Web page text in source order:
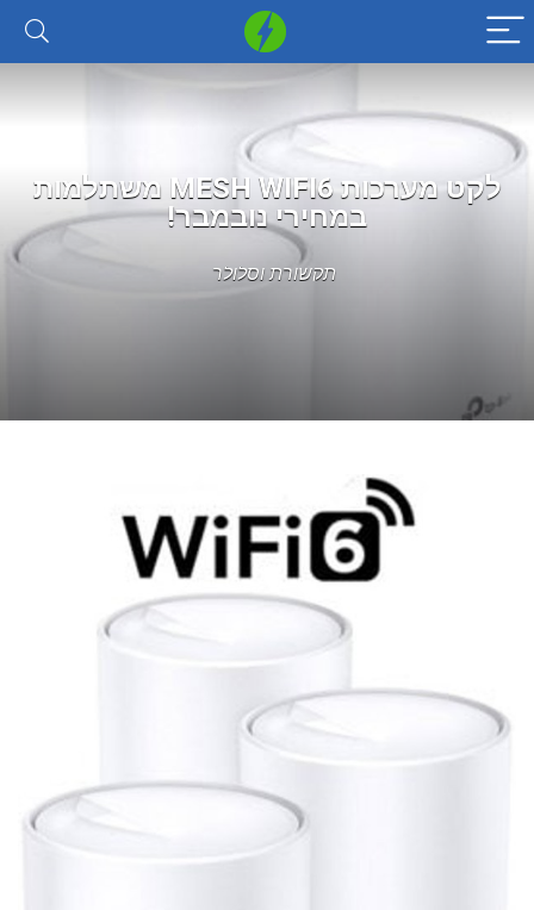
לקט מערכות MESH WIFI6 משתלמות
במחירי נובמבר!
תקשורת וסלולר